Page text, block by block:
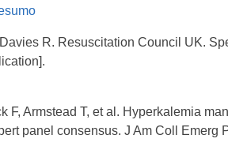
R. Resuscitation Council UK.
F, Armstead T, et al. Hyperkalemia
panel consensus. J Am Coll Emerg